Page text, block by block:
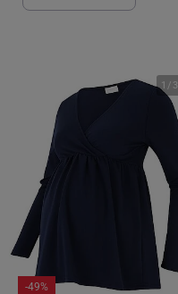
1 / 3
-49%